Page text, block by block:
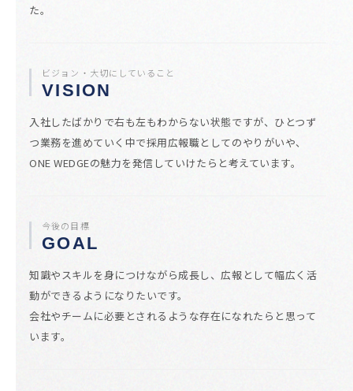
た。
ビジョン・大切にしていること
VISION
入社したばかりで右も左もわからない状態ですが、ひとつず
つ業務を進めていく中で採用広報職としてのやりがいや、
ONE WEDGEの魅力を発信していけたらと考えています。
今後の目標
GOAL
知識やスキルを身につけながら成長し、広報として幅広く活
動ができるようになりたいです。
会社やチームに必要とされるような存在になれたらと思って
います。